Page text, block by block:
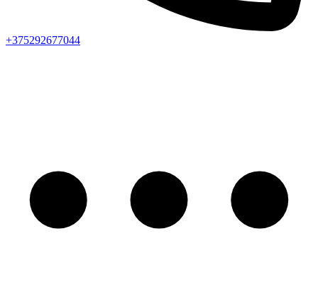
+375292677044